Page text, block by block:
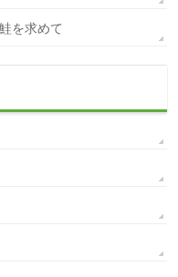
を求めて